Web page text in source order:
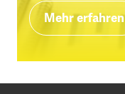
Mehr erfahren